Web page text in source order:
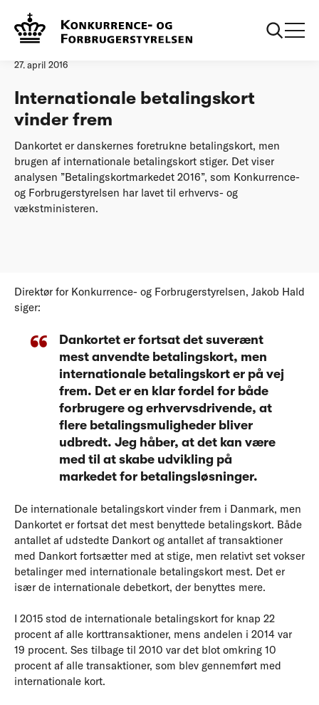
Forside
27. april 2016
Internationale betalingskort
vinder frem
Dankortet er danskernes foretrukne betalingskort, men
brugen af internationale betalingskort stiger. Det viser
analysen ”Betalingskortmarkedet 2016”, som Konkurrence-
og Forbrugerstyrelsen har lavet til erhvervs- og
vækstministeren.
Direktør for Konkurrence- og Forbrugerstyrelsen, Jakob Hald
siger:
Dankortet er fortsat det suverænt
mest anvendte betalingskort, men
internationale betalingskort er på vej
frem. Det er en klar fordel for både
forbrugere og erhvervsdrivende, at
flere betalingsmuligheder bliver
udbredt. Jeg håber, at det kan være
med til at skabe udvikling på
markedet for betalingsløsninger.
De internationale betalingskort vinder frem i Danmark, men
Dankortet er fortsat det mest benyttede betalingskort. Både
antallet af udstedte Dankort og antallet af transaktioner
med Dankort fortsætter med at stige, men relativt set vokser
betalinger med internationale betalingskort mest. Det er
især de internationale debetkort, der benyttes mere.
I 2015 stod de internationale betalingskort for knap 22
procent af alle korttransaktioner, mens andelen i 2014 var
19 procent. Ses tilbage til 2010 var det blot omkring 10
procent af alle transaktioner, som blev gennemført med
internationale kort.